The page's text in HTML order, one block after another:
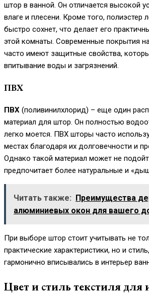
штор в ванной. Он отличается высокой
влаге и плесени. Кроме того, полиэстер
быстро сохнет, что делает его
этой комнаты. Современные покрытия
часто имеют защитные свойства,
впитывание воды и загрязнений.
ПВХ
ПВХ (поливинилхлорид) – еще один
материал для штор. Он полностью
легко моется. ПВХ шторы часто
местах благодаря их долговечности и
Однако такой материал может не
предпочитает более натуральные и
Читать также: Преимущества
алюминиевых окон для вашего
При выборе штор стоит учитывать не
практические характеристики, но и
гармонично вписывались в интерьер
Цвет и стиль текстиля для